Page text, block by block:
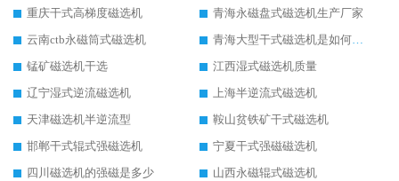
重庆干式高梯度磁选机
青海永磁盘式磁选机生产厂家
云南ctb永磁筒式磁选机
青海大型干式磁选机是如何选矿的
锰矿磁选机干选
江西湿式磁选机质量
辽宁湿式逆流磁选机
上海半逆流式磁选机
天津磁选机半逆流型
鞍山贫铁矿干式磁选机
邯郸干式辊式强磁选机
宁夏干式强磁磁选机
四川磁选机的强磁是多少
山西永磁辊式磁选机